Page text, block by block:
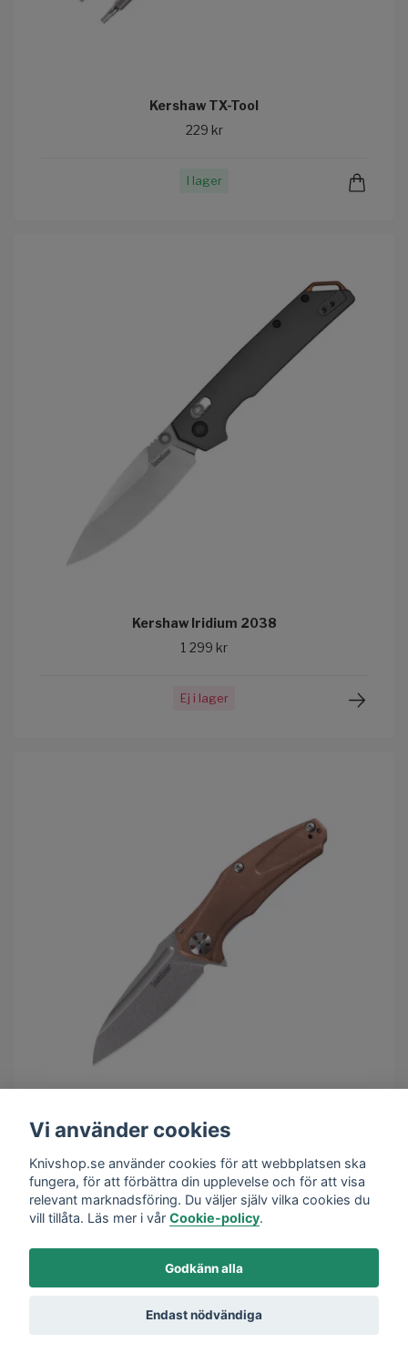
Kershaw TX-Tool
229 kr
I lager
Kershaw Iridium 2038
1 299 kr
Ej i lager
KERSHAW MATRIX COPPER 7006CU
1 499 kr
I lager
fokuserar Kershaw på kvalitet med högkvalitativa material
Vi använder cookies
Knivshop.se använder cookies för att webbplatsen ska
fungera, för att förbättra din upplevelse och för att visa
relevant marknadsföring. Du väljer själv vilka cookies du
vill tillåta. Läs mer i vår Cookie-policy.
Godkänn alla
Endast nödvändiga